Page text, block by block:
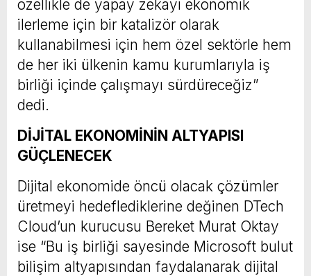
özellikle de yapay zekayı ekonomik
ilerleme için bir katalizör olarak
kullanabilmesi için hem özel sektörle hem
de her iki ülkenin kamu kurumlarıyla iş
birliği içinde çalışmayı sürdüreceğiz”
dedi.
DİJİTAL EKONOMİNİN ALTYAPISI
GÜÇLENECEK
Dijital ekonomide öncü olacak çözümler
üretmeyi hedeflediklerine değinen DTech
Cloud’un kurucusu Bereket Murat Oktay
ise “Bu iş birliği sayesinde Microsoft bulut
bilişim altyapısından faydalanarak dijital